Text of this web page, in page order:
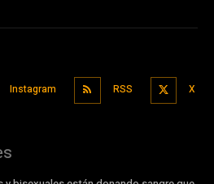
Instagram RSS X